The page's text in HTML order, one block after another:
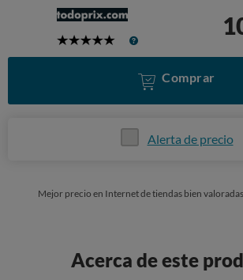
5
Comprar
Alerta de precio
Mejor precio en Internet de tiendas bien valoradas
Acerca de este